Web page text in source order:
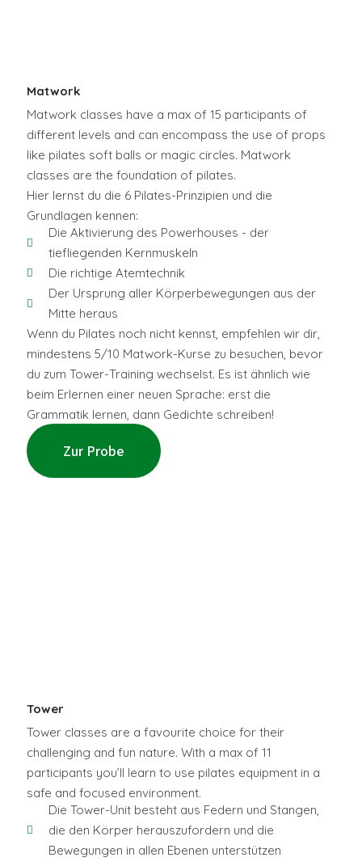
Matwork
Matwork classes have a max of 15 participants of
different levels and can encompass the use of props
like pilates soft balls or magic circles. Matwork
classes are the foundation of pilates.
Hier lernst du die 6 Pilates-Prinzipien und die
Grundlagen kennen:
Die Aktivierung des Powerhouses - der
tiefliegenden Kernmuskeln
Die richtige Atemtechnik
Der Ursprung aller Körperbewegungen aus der
Mitte heraus
Wenn du Pilates noch nicht kennst, empfehlen wir dir,
mindestens 5/10 Matwork-Kurse zu besuchen, bevor
du zum Tower-Training wechselst. Es ist ähnlich wie
beim Erlernen einer neuen Sprache: erst die
Grammatik lernen, dann Gedichte schreiben!
Zur Probe
Tower
Tower classes are a favourite choice for their
challenging and fun nature. With a max of 11
participants you’ll learn to use pilates equipment in a
safe and focused environment.
Die Tower-Unit besteht aus Federn und Stangen,
die den Körper herauszufordern und die
Bewegungen in allen Ebenen unterstützen